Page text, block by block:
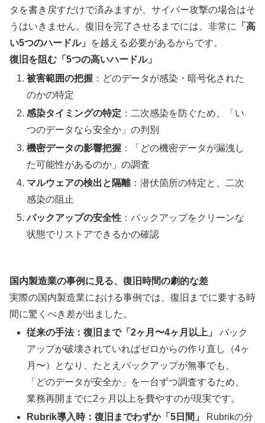
タを書き戻すだけで済みますが、サイバー攻撃の場合はそ
うはいきません。復旧を完了させるまでには、非常に
「高
い5つのハードル」
を越える必要があるからです。
復旧を阻む「5つの高いハードル」
被害範囲の把握 ：どのデータが感染・暗号化された
のかの特定
感染タイミングの特定 ：二次感染を防ぐため、「い
つのデータなら安全か」の判別
機密データの影響把握 ：「どの機密データが漏洩し
た可能性があるのか」の調査
マルウェアの検出と隔離：潜伏箇所の特定と、二次
感染の阻止
バックアップの安全性 ：バックアップをクリーンな
状態でリストアできるかの確認
国内製造業の事例に見る、復旧時間の劇的な差
実際の国内製造業における事例では、復旧までに要する時
間に驚くべき差が出ました。
従来の手法：復旧まで「2ヶ月〜4ヶ月以上」
バック
アップが破壊されていればゼロからの作り直し（4ヶ
月〜）となり、たとえバックアップが無事でも、
「どのデータが安全か」を一台ずつ調査するため、
業務再開までに2ヶ月以上を費やすのが現実です。
Rubrik導入時：復旧までわずか「5日間」
Rubrikの分